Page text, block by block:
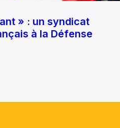
» : un syndicat
à la Défense